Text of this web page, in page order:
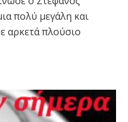
πολύ μεγάλη και
αρκετά πλούσιο